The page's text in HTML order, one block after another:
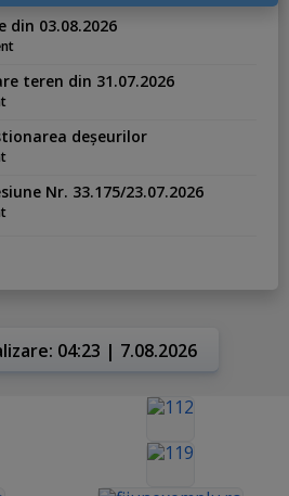
din 03.08.2026
teren din 31.07.2026
deșeurilor
Nr. 33.175/23.07.2026
04:23 | 7.08.2026